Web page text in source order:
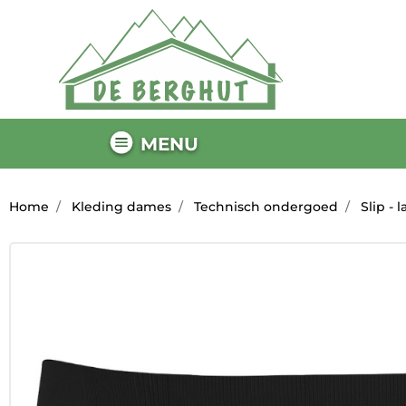
MENU
Home Kleding dames Technisch ondergoed Slip -